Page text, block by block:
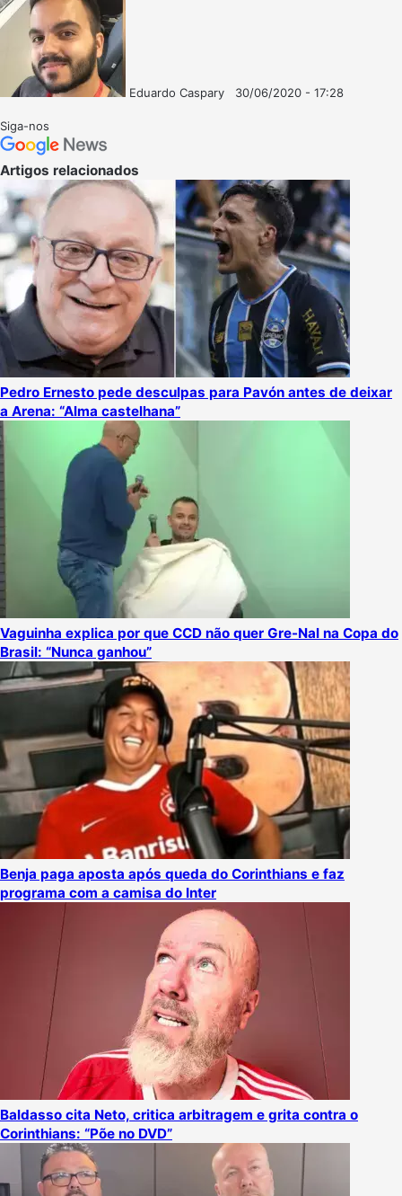
Eduardo Caspary
30/06/2020 - 17:28
Siga-nos
Artigos relacionados
Pedro Ernesto pede desculpas para Pavón antes de deixar
a Arena: “Alma castelhana”
Vaguinha explica por que CCD não quer Gre-Nal na Copa do
Brasil: “Nunca ganhou”
Benja paga aposta após queda do Corinthians e faz
programa com a camisa do Inter
Baldasso cita Neto, critica arbitragem e grita contra o
Corinthians: “Põe no DVD”